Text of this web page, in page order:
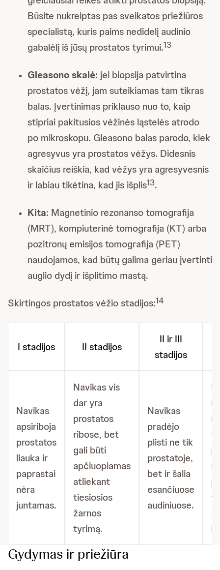
Būsite nukreiptas pas sveikatos priežiūros
specialistą, kuris paims nedidelį audinio
gabalėlį iš jūsų prostatos tyrimui.13
Gleasono skalė: jei biopsija patvirtina
prostatos vėžį, jam suteikiamas tam tikras
balas. Įvertinimas priklauso nuo to, kaip
stipriai pakitusios vėžinės ląstelės atrodo
po mikroskopu. Gleasono balas parodo, kiek
agresyvus yra prostatos vėžys. Didesnis
skaičius reiškia, kad vėžys yra agresyvesnis
ir labiau tikėtina, kad jis išplis13.
Kita: Magnetinio rezonanso tomografija
(MRT), kompiuterinė tomografija (KT) arba
pozitronų emisijos tomografija (PET)
naudojamos, kad būtų galima geriau įvertinti
auglio dydį ir išplitimo mastą.
Skirtingos prostatos vėžio stadijos:14
I stadijos II stadijos
II ir III
stadijos
Navikas
apsiriboja
prostatos
liauka ir
paprastai
nėra
juntamas.
Navikas vis
dar yra
prostatos
ribose, bet
gali būti
apčiuopiamas
atliekant
tiesiosios
žarnos
tyrimą.
Navikas
pradėjo
plisti ne tik
prostatoje,
bet ir šalia
esančiuose
audiniuose.
Gydymas ir priežiūra